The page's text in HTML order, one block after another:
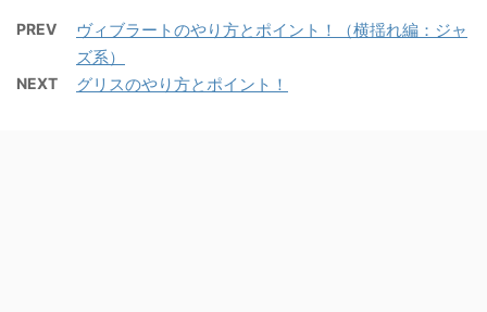
PREV
ヴィブラートのやり方とポイント！（横揺れ編：ジャ
ズ系）
NEXT グリスのやり方とポイント！